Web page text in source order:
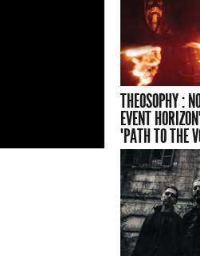
THEOSOPHY :
EVENT
"PATH TO THE